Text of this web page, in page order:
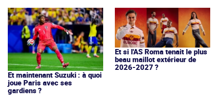
Et maintenant Suzuki : à quoi
joue Paris avec ses
gardiens ?
Et si l'AS Roma tenait le plus
beau maillot extérieur de
2026-2027 ?